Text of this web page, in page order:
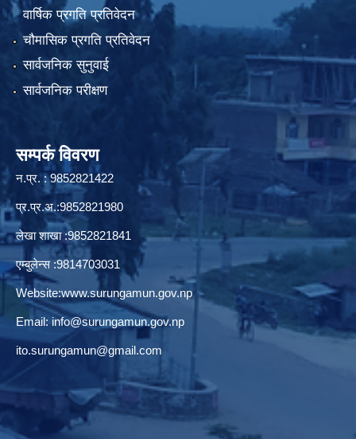
वार्षिक प्रगति प्रतिवेदन
चौमासिक प्रगति प्रतिवेदन
सार्वजनिक सुनुवाई
सार्वजनिक परीक्षण
सम्पर्क विवरण
न.प्र. : 9852821422
प्र.प्र.अ.:9852821980
लेखा शाखा :9852821841
एम्बुलेन्स :9814703031
Website:www.surungamun.gov.np
Email: info@surungamun.gov.np
ito.surungamun@gmail.com